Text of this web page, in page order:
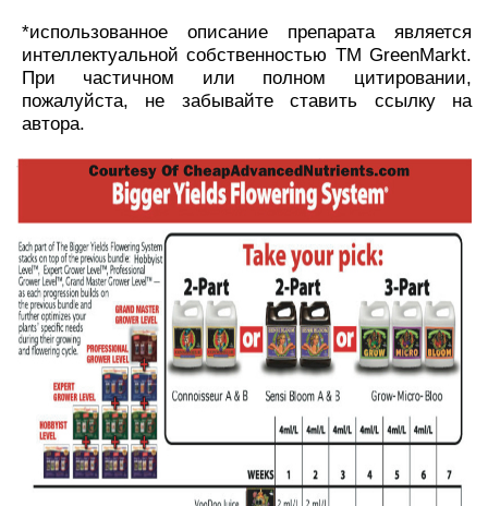
*использованное описание препарата является
интеллектуальной собственностью TM GreenMarkt.
При частичном или полном цитировании,
пожалуйста, не забывайте ставить ссылку на
автора.